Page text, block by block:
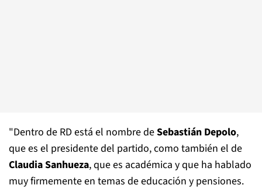
"Dentro de RD está el nombre deSebastián Depolo,
que es el presidente del partido, como también el de
Claudia Sanhueza, que es académica y que ha hablado
muy firmemente en temas de educación y pensiones.